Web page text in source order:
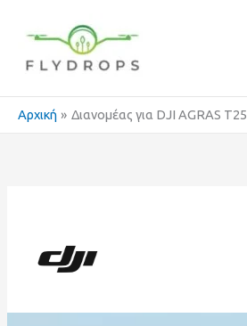
περιεχόμενο
Αρχική Διανομέας για DJI AGRAS T25